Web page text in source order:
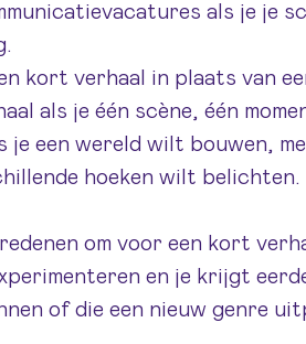
als je je
kort verhaal in plaats van
als je één scène, één
je een wereld wilt bouwen,
hoeken wilt belichten.
om voor een kort
en je krijgt
of die een nieuw genre